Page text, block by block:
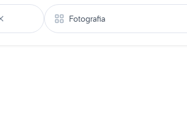
Fotografia